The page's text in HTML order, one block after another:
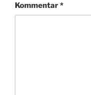
Kommentar*